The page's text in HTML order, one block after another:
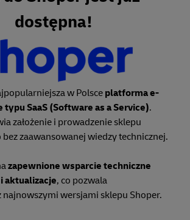
dostępna!
w Polsce platforma e-
typu SaaS (Software as a Service).
założenie i prowadzenie sklepu
zaawansowanej wiedzy technicznej.
zapewnione wsparcie techniczne
i aktualizacje, co pozwala
najnowszymi wersjami sklepu Shoper.